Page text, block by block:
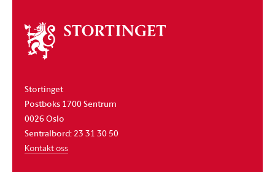
Om
stortinget
Stortinget
Postboks 1700 Sentrum
0026 Oslo
Sentralbord: 23 31 30 50
Kontakt oss